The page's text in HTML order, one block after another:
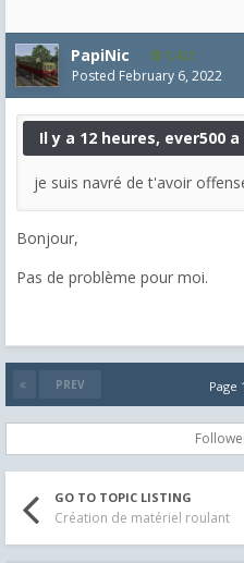
PapiNic 1,422
Posted February 6, 2022
Il y a 12 heures, ever500
je suis navré de t'avoir
Bonjour,
Pas de problème pour moi.
PREV Page
GO TO TOPIC LISTING
Création de matériel roulant